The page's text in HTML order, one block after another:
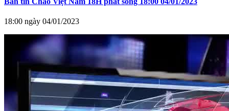
18:00 ngày 04/01/2023